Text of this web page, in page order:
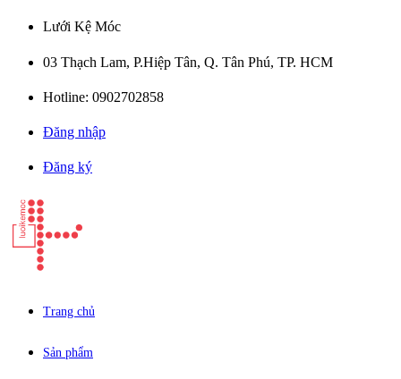
Lưới Kệ Móc
03 Thạch Lam, P.Hiệp Tân, Q. Tân Phú, TP. HCM
Hotline: 0902702858
Đăng nhập
Đăng ký
Trang chủ
Sản phẩm